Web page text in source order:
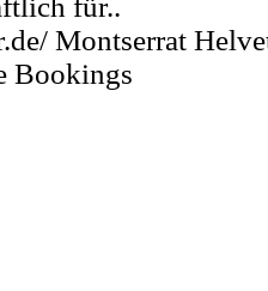
Montserrat
Bookings